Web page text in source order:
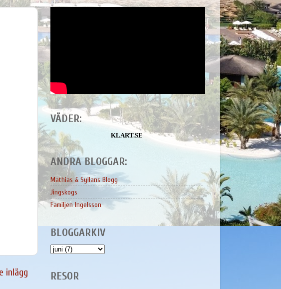
inlägg
VÄDER:
KLART.SE
ANDRA BLOGGAR:
Mathias & Syllans Blogg
Jingskogs
Familjen Ingelsson
BLOGGARKIV
RESOR